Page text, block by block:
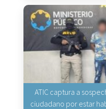
ATIC captura a
ciudadano por estar